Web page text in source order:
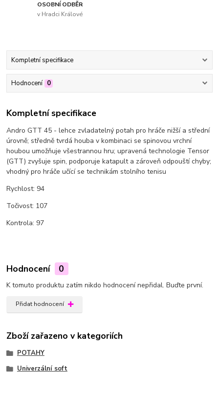
OSOBNÍ ODBĚR
v Hradci Králové
Kompletní specifikace
Hodnocení 0
Kompletní specifikace
Andro GTT 45 - lehce zvladatelný potah pro hráče nižší a střední
úrovně; středně tvrdá houba v kombinaci se spinovou vrchní
houbou umožňuje všestrannou hru; upravená technologie Tensor
(GTT) zvyšuje spin, podporuje katapult a zároveň odpouští chyby;
vhodný pro hráče učící se technikám stolního tenisu
Rychlost: 94
Točivost: 107
Kontrola: 97
Hodnocení 0
K tomuto produktu zatím nikdo hodnocení nepřidal. Buďte první.
Přidat hodnocení
Zboží zařazeno v kategoriích
POTAHY
Univerzální soft